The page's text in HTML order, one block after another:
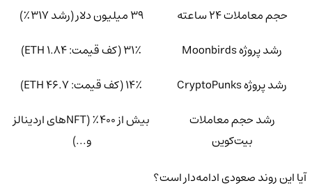
حجم معاملات ۲۴ ساعته
۳۹ میلیون دلار (رشد ۳۱۷٪)
رشد پروژه Moonbirds
۳۱٪ (کف قیمت: ۱.۸۴ ETH)
رشد پروژه CryptoPunks
۱۴٪ (کف قیمت: ۴۶.۷ ETH)
رشد حجم معاملات
بیت‌کوین
بیش از ۴۰۰٪ (NFTهای اردینالز
و...)
آیا این روند صعودی ادامه‌دار است؟